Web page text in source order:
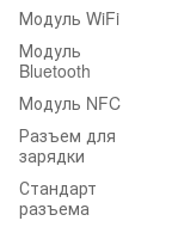
Модуль WiFi
Модуль
Bluetooth
Модуль NFC
Разъем для
зарядки
Стандарт
разъема